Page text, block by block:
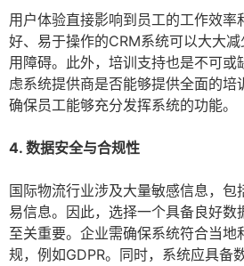
用户体验直接影响到员工的工作效率
好、易于操作的CRM系统可以大大
用障碍。此外，培训支持也是不可或
虑系统提供商是否能够提供全面的培
确保员工能够充分发挥系统的功能。
4. 数据安全与合规性
国际物流行业涉及大量敏感信息，包
易信息。因此，选择一个具备良好数
至关重要。企业需确保系统符合当地
规，例如GDPR。同时，系统应具备